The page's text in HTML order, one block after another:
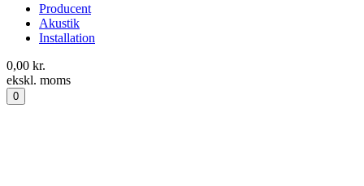
Producent
Akustik
Installation
0,00 kr.
ekskl. moms
0